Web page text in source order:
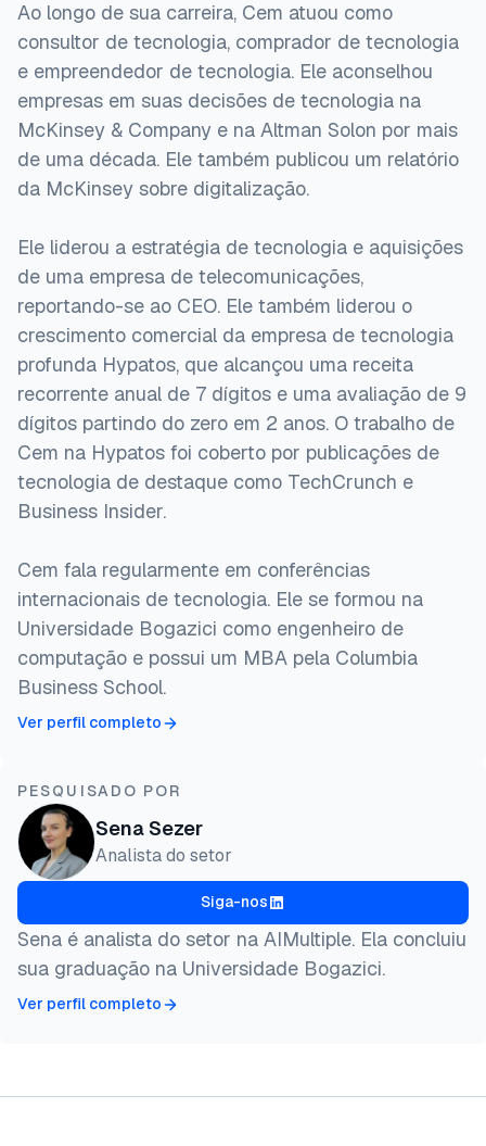
Ao longo de sua carreira, Cem atuou como
consultor de tecnologia, comprador de tecnologia
e empreendedor de tecnologia. Ele aconselhou
empresas em suas decisões de tecnologia na
McKinsey & Company e na Altman Solon por mais
de uma década. Ele também publicou um relatório
da McKinsey sobre digitalização.
Ele liderou a estratégia de tecnologia e aquisições
de uma empresa de telecomunicações,
reportando-se ao CEO. Ele também liderou o
crescimento comercial da empresa de tecnologia
profunda Hypatos, que alcançou uma receita
recorrente anual de 7 dígitos e uma avaliação de 9
dígitos partindo do zero em 2 anos. O trabalho de
Cem na Hypatos foi coberto por publicações de
tecnologia de destaque como TechCrunch e
Business Insider.
Cem fala regularmente em conferências
internacionais de tecnologia. Ele se formou na
Universidade Bogazici como engenheiro de
computação e possui um MBA pela Columbia
Business School.
Ver perfil completo
PESQUISADO POR
Sena Sezer
Analista do setor
Siga-nos
Sena é analista do setor na AIMultiple. Ela concluiu
sua graduação na Universidade Bogazici.
Ver perfil completo